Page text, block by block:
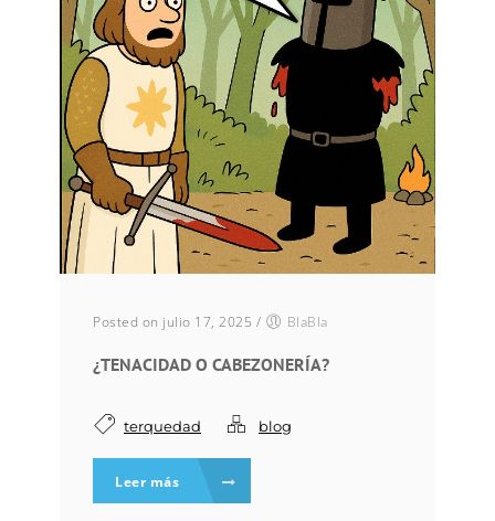
Posted on julio 17, 2025 / BlaBla
¿TENACIDAD O CABEZONERÍA?
terquedad blog
Leer más